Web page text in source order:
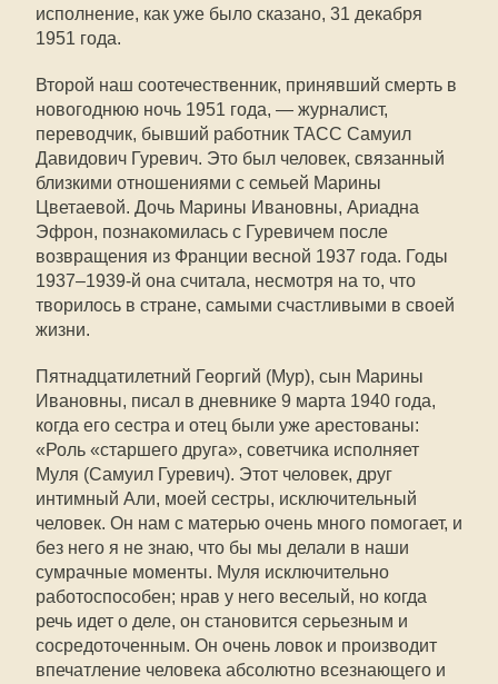
исполнение, как уже было сказано, 31 декабря
1951 года.
Второй наш соотечественник, принявший смерть в
новогоднюю ночь 1951 года, — журналист,
переводчик, бывший работник ТАСС Самуил
Давидович Гуревич. Это был человек, связанный
близкими отношениями с семьей Марины
Цветаевой. Дочь Марины Ивановны, Ариадна
Эфрон, познакомилась с Гуревичем после
возвращения из Франции весной 1937 года. Годы
1937–1939-й она считала, несмотря на то, что
творилось в стране, самыми счастливыми в своей
жизни.
Пятнадцатилетний Георгий (Мур), сын Марины
Ивановны, писал в дневнике 9 марта 1940 года,
когда его сестра и отец были уже арестованы:
«Роль «старшего друга», советчика исполняет
Муля (Самуил Гуревич). Этот человек, друг
интимный Али, моей сестры, исключительный
человек. Он нам с матерью очень много помогает, и
без него я не знаю, что бы мы делали в наши
сумрачные моменты. Муля исключительно
работоспособен; нрав у него веселый, но когда
речь идет о деле, он становится серьезным и
сосредоточенным. Он очень ловок и производит
впечатление человека абсолютно всезнающего и